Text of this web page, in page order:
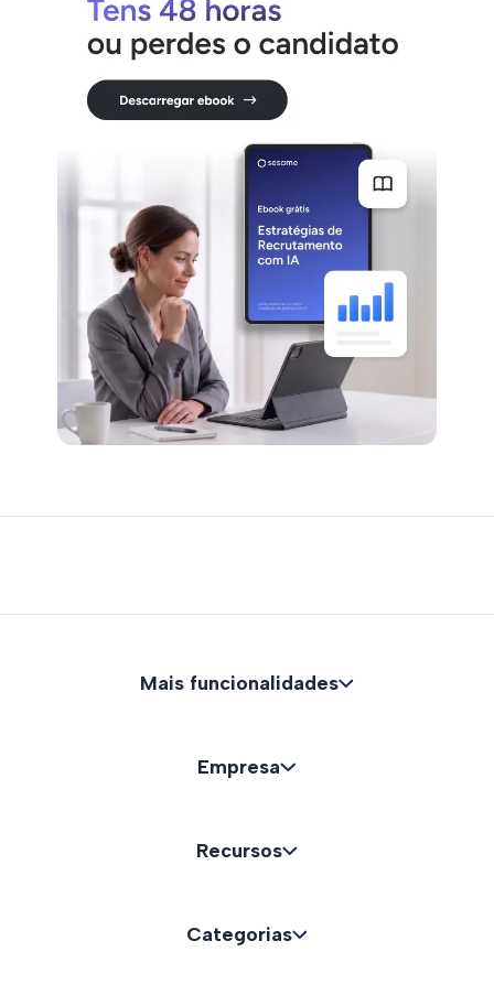
Mais funcionalidades
Empresa
Recursos
Categorias